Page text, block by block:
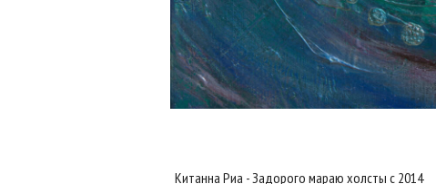
Китанна Риа - Задорого мараю холсты с 2014